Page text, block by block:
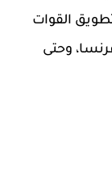
القوات
وحتى